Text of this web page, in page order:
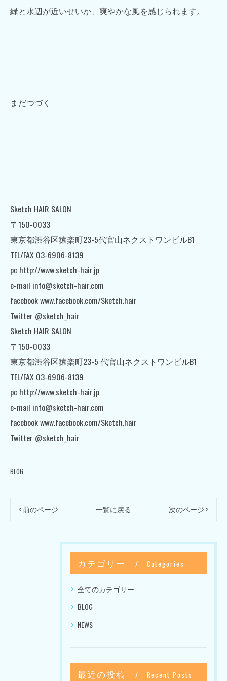
緑と水辺が近いせいか、爽やかな風を感じられます。
まだつづく
Sketch HAIR SALON
〒150-0033
東京都渋谷区猿楽町23-5代官山ネクストワンビルB1
TEL/FAX 03-6906-8139
pc http://www.sketch-hair.jp
e-mail info@sketch-hair.com
facebook www.facebook.com/Sketch.hair
Twitter @sketch_hair
Sketch HAIR SALON
〒150-0033
東京都渋谷区猿楽町23-5 代官山ネクストワンビルB1
TEL/FAX 03-6906-8139
pc http://www.sketch-hair.jp
e-mail info@sketch-hair.com
facebook www.facebook.com/Sketch.hair
Twitter @sketch_hair
BLOG
< 前のページ 一覧に戻る 次のページ >
カテゴリー Categories
全てのカテゴリー
BLOG
NEWS
最近の投稿 Recent Posts